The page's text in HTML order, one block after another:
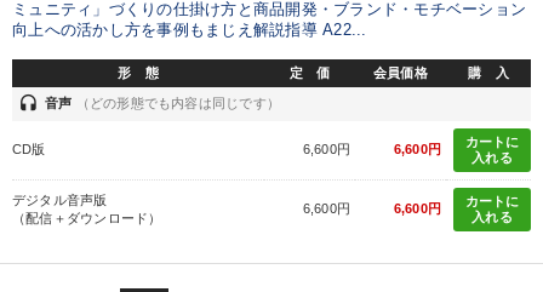
ミュニティ」づくりの仕掛け方と商品開発・ブランド・モチベーション
向上への活かし方を事例もまじえ解説指導 A22...
形 態 定 価 会員価格 購 入
headset 音声 （どの形態でも内容は同じです）
CD版 6,600円 6,600円
カートに
入れる
デジタル音声版
（配信＋ダウンロード）
6,600円 6,600円
カートに
入れる